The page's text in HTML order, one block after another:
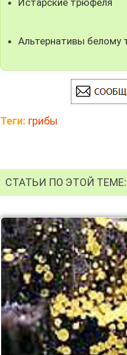
Истарские трюфеля
Альтернативы
Теги: грибы
СТАТЬИ ПО ЭТОЙ ТЕМЕ: